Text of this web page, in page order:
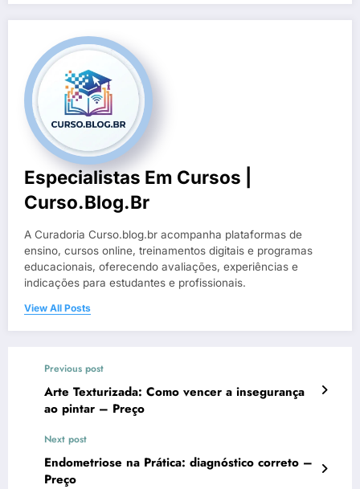
Especialistas Em Cursos |
Curso.blog.br
A Curadoria Curso.blog.br acompanha plataformas de
ensino, cursos online, treinamentos digitais e programas
educacionais, oferecendo avaliações, experiências e
indicações para estudantes e profissionais.
View All Posts
Previous post
Arte Texturizada: Como vencer a insegurança
ao pintar – Preço
Next post
Endometriose na Prática: diagnóstico correto –
Preço